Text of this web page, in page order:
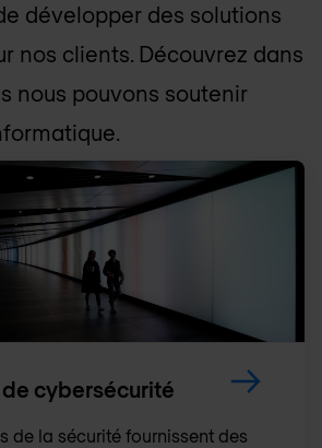
développer des solutions
nos clients. Découvrez dans
nous pouvons soutenir
cybersécurité
de la sécurité fournissent des